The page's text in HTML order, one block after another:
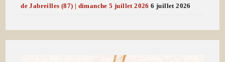
de Jabreilles (87) | dimanche 5 juillet 2026 6 juillet 2026